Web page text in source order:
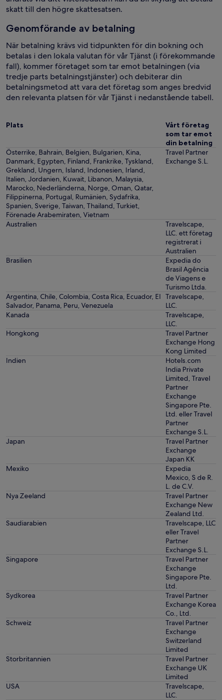
skatt till den högre skattesatsen.
Genomförande av betalning
När betalning krävs vid tidpunkten för din bokning och
betalas i den lokala valutan för vår Tjänst (i förekommande
fall), kommer företaget som tar emot betalningen (via
tredje parts betalningstjänster) och debiterar din
betalningsmetod att vara det företag som anges bredvid
den relevanta platsen för vår Tjänst i nedanstående tabell.
Plats
Vårt företag
som tar emot
din betalning
Österrike, Bahrain, Belgien, Bulgarien, Kina,
Danmark, Egypten, Finland, Frankrike, Tyskland,
Grekland, Ungern, Island, Indonesien, Irland,
Italien, Jordanien, Kuwait, Libanon, Malaysia,
Marocko, Nederländerna, Norge, Oman, Qatar,
Filippinerna, Portugal, Rumänien, Sydafrika,
Spanien, Sverige, Taiwan, Thailand, Turkiet,
Förenade Arabemiraten, Vietnam
Travel Partner
Exchange S.L.
Australien
Travelscape,
LLC. ett företag
registrerat i
Australien
Brasilien
Expedia do
Brasil Agência
de Viagens e
Turismo Ltda.
Argentina, Chile, Colombia, Costa Rica, Ecuador, El
Salvador, Panama, Peru, Venezuela
Travelscape,
LLC.
Kanada
Travelscape,
LLC.
Hongkong
Travel Partner
Exchange Hong
Kong Limited
Indien
Hotels.com
India Private
Limited, Travel
Partner
Exchange
Singapore Pte.
Ltd. eller Travel
Partner
Exchange S.L.
Japan
Travel Partner
Exchange
Japan KK
Mexiko
Expedia
Mexico, S de R.
L. de C.V.
Nya Zeeland
Travel Partner
Exchange New
Zealand Ltd.
Saudiarabien
Travelscape, LLC
eller Travel
Partner
Exchange S.L.
Singapore
Travel Partner
Exchange
Singapore Pte.
Ltd.
Sydkorea
Travel Partner
Exchange Korea
Co., Ltd.
Schweiz
Travel Partner
Exchange
Switzerland
Limited
Storbritannien
Travel Partner
Exchange UK
Limited
USA
Travelscape,
LLC.